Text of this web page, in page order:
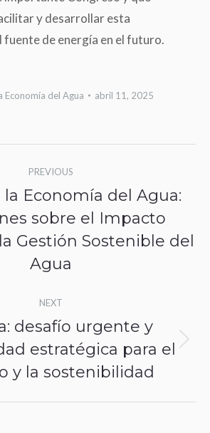
y desarrollar esta
de energía en el futuro.
Economía del Agua abril 11, 2025
PREVIOUS
post:
la Economía del Agua:
sobre el Impacto
Gestión Sostenible del
Agua
NEXT
Next
post:
desafío urgente y
estratégica para el
y la sostenibilidad